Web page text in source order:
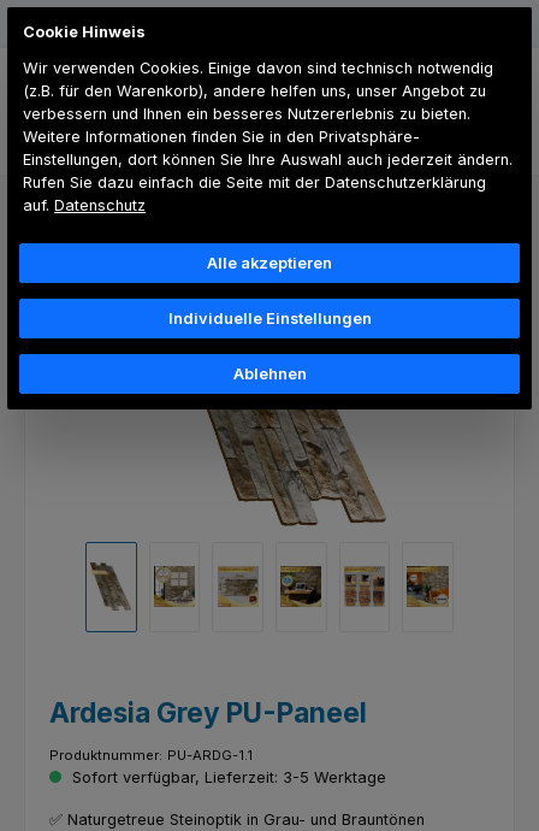
Zum Hauptinhalt springen
Du hast 0
PU-Paneele
Bildergalerie überspringen
Ardesia Grey PU-Paneel
Produktnummer: PU-ARDG-1.1
Sofort verfügbar, Lieferzeit: 3-5 Werktage
✅ Naturgetreue Steinoptik in Grau- und Brauntönen
Cookie Hinweis
Wir verwenden Cookies. Einige davon sind technisch notwendig
(z.B. für den Warenkorb), andere helfen uns, unser Angebot zu
verbessern und Ihnen ein besseres Nutzererlebnis zu bieten.
Weitere Informationen finden Sie in den Privatsphäre-
Einstellungen, dort können Sie Ihre Auswahl auch jederzeit ändern.
Rufen Sie dazu einfach die Seite mit der Datenschutzerklärung
auf.Datenschutz
Individuelle Einstellungen
Ablehnen
Alle akzeptieren